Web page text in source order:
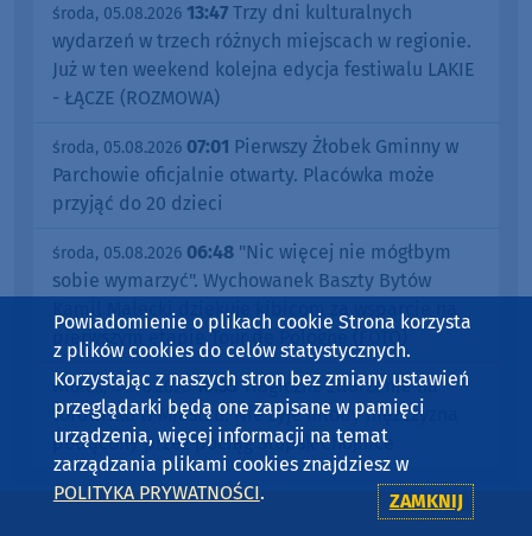
środa, 05.08.2026 13:47 Trzy dni kulturalnych
wydarzeń w trzech różnych miejscach w regionie.
Już w ten weekend kolejna edycja festiwalu LAKIE
- ŁĄCZE (ROZMOWA)
środa, 05.08.2026 07:01 Pierwszy Żłobek Gminny w
Parchowie oficjalnie otwarty. Placówka może
przyjąć do 20 dzieci
środa, 05.08.2026 06:48 "Nic więcej nie mógłbym
sobie wymarzyć". Wychowanek Baszty Bytów
Kamil Małecki dziękuje kibicom za wsparcie na
pierwszym etapie Tour de Pologne (FOTO)
wtorek, 04.08.2026 16:33 Tragiczne zdarzenie na
torowisku w Miastku. Nie żyje młody mężczyzna
potrącony przez pociąg Słupsk-Chojnice
Powiadomienie o plikach cookie Strona korzysta
z plików cookies do celów statystycznych.
Korzystając z naszych stron bez zmiany ustawień
przeglądarki będą one zapisane w pamięci
urządzenia, więcej informacji na temat
zarządzania plikami cookies znajdziesz w
POLITYKA PRYWATNOŚCI. ZAMKNIJ